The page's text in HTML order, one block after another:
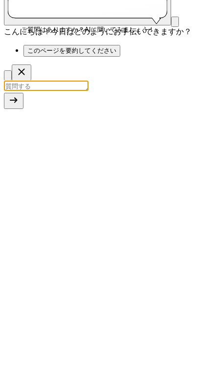
ご質問はありますか？AIに聞いてみましょう！
こんにちは！今日はどのようにお手伝いできますか？
このページを要約してください